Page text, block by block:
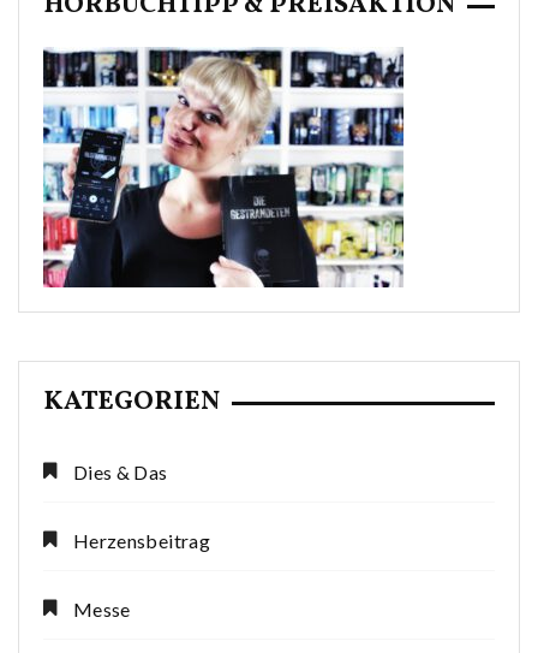
KATEGORIEN
Dies & Das
Herzensbeitrag
Messe